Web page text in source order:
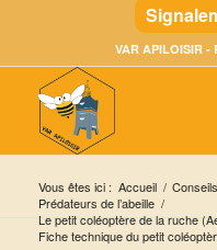
VAR APILOISIR
Vous êtes ici : Accueil /
Prédateurs de l’abeille /
Le petit coléoptère de la ruche
Fiche technique du petit